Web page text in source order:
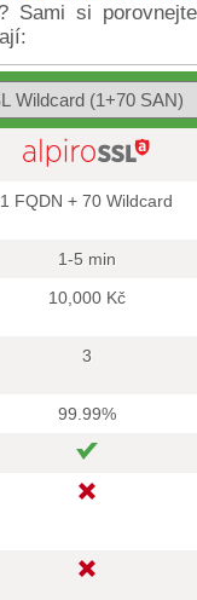
Sami si porovnejte
1 FQDN + 70 Wildcard
1-5 min
10,000 Kč
3
99.99%